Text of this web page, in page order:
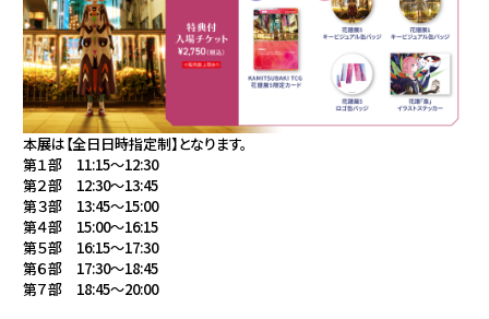
本展は【全日日時指定制】となります。
第１部 11:15〜12:30
第２部 12:30〜13:45
第３部 13:45〜15:00
第４部 15:00〜16:15
第５部 16:15〜17:30
第６部 17:30〜18:45
第７部 18:45〜20:00